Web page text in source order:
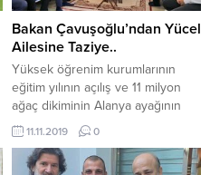
Bakan Çavuşoğlu’ndan Yücel
Ailesine Taziye..
Yüksek öğrenim kurumlarının
eğitim yılının açılış ve 11 milyon
ağaç dikiminin Alanya ayağının
gerçekleşmesi için memleketi
Alanya’ya gelen Dışişleri Bakanı
Mevlüt Çavuşoğlu, geçtiğimiz
11.11.2019 0